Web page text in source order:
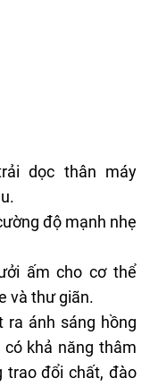
dọc thân máy
độ mạnh nhẹ
ấm cho cơ thể
và thư giãn.
ra ánh sáng hồng
khả năng thâm
trao đổi chất, đào